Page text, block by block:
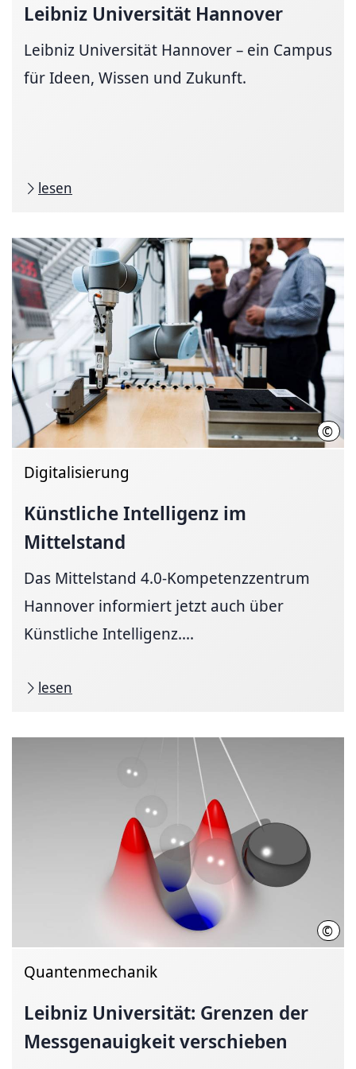
Leibniz Universität Hannover
Leibniz Universität Hannover – ein Campus
für Ideen, Wissen und Zukunft.
lesen
© Mit
Digitalisierung
Künstliche Intelligenz im
Mittelstand
Das Mittelstand 4.0-Kompetenzzentrum
Hannover informiert jetzt auch über
Künstliche Intelligenz....
lesen
©
Quantenmechanik
Leibniz Universität: Grenzen der
Messgenauigkeit verschieben